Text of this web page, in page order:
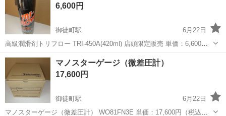
6,600円
御徒町駅
6月22日
高級潤滑剤トリフロー TRI-450A(420ml) 店頭限定販売 単価：6,600円
(税込み) ※品薄商品の為、１人様１本限りとさせて頂きます。
東京 台東区 御徒町駅 その他 店頭
マノスターゲージ（微差圧計）
17,600円
御徒町駅
6月22日
マノスターゲージ（微差圧計） WO81FN3E 単価：17,600円（税込